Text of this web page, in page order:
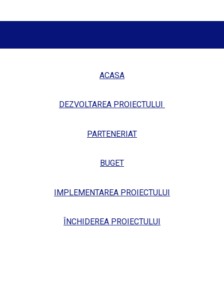
ACASA
DEZVOLTAREA PROIECTULUI
PARTENERIAT
BUGET
IMPLEMENTAREA PROIECTULUI
ÎNCHIDEREA PROIECTULUI